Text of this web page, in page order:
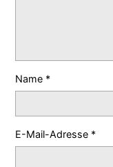
Name *
E-Mail-Adresse *